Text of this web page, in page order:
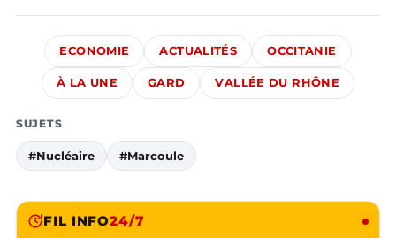
ECONOMIE ACTUALITÉS OCCITANIE
À LA UNE GARD VALLÉE DU RHÔNE
SUJETS
#Nucléaire #Marcoule
FIL INFO24/7